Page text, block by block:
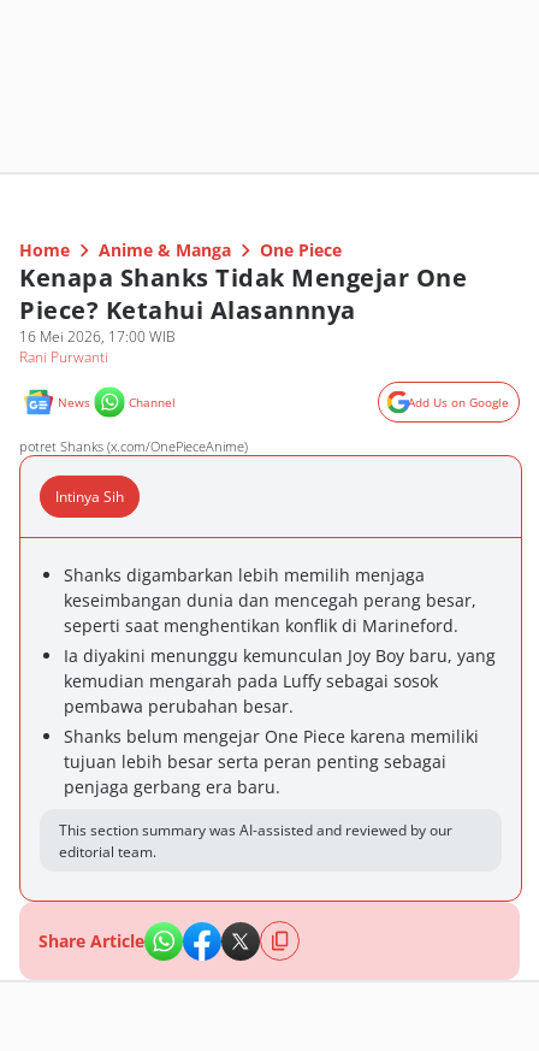
Home Anime & Manga One Piece
Kenapa Shanks Tidak Mengejar One
Piece? Ketahui Alasannnya
16 Mei 2026, 17:00 WIB
Rani Purwanti
News Channel Add Us on Google
potret Shanks (x.com/OnePieceAnime)
Intinya Sih
Shanks digambarkan lebih memilih menjaga
keseimbangan dunia dan mencegah perang besar,
seperti saat menghentikan konflik di Marineford.
Ia diyakini menunggu kemunculan Joy Boy baru, yang
kemudian mengarah pada Luffy sebagai sosok
pembawa perubahan besar.
Shanks belum mengejar One Piece karena memiliki
tujuan lebih besar serta peran penting sebagai
penjaga gerbang era baru.
This section summary was AI-assisted and reviewed by our
editorial team.
Share Article